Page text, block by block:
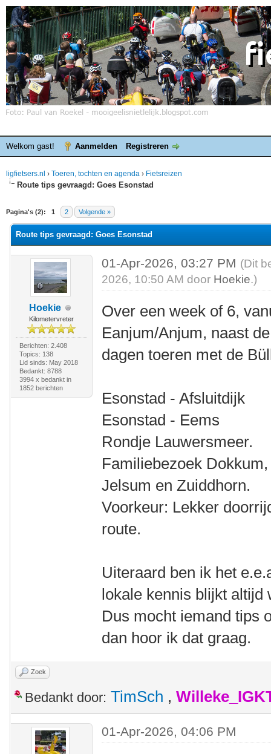
Welkom gast! Aanmelden Registreren
ligfietsers.nl › Toeren, tochten en agenda › Fietsreizen
Route tips gevraagd: Goes Esonstad
Pagina's (2): 1 2 Volgende »
waardering is 0
Route tips gevraagd: Goes Esonstad
Hoekie
Kilometervreter
Berichten: 2.408
Topics: 138
Lid sinds: May 2018
Bedankt: 8788
3994 x bedankt in
1852 berichten
01-Apr-2026, 03:27 PM (Dit
2026, 10:50 AM door Hoekie.)
Over een week of 6,
Eanjum/Anjum, naast
dagen toeren met de
Esonstad - Afsluitdijk
Esonstad - Eems
Rondje Lauwersmeer.
Familiebezoek
Jelsum en Zuiddhorn.
Voorkeur: Lekker
route.
Uiteraard ben ik het
lokale kennis blijkt altijd
Dus mocht iemand tips
dan hoor ik dat graag.
Zoek
Bedankt door: TimSch ,
01-Apr-2026, 04:06 PM